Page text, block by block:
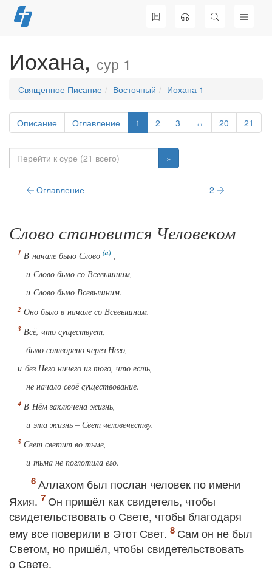
Перейти
к
Иохана, сур 1
Священное Писание Восточный Иохана 1
Описание Оглавление 1 2 3 ↔ 20 21
»
Оглавление 2
Слово становится Человеком
В начале было Слово
и Слово было со Всевышним,
и Слово было Всевышним.
Оно было в начале со Всевышним.
Всё, что существует,
было сотворено через Него,
и без Него ничего из того, что есть,
не начало своё существование.
В Нём заключена жизнь,
и эта жизнь – Свет человечеству.
Свет светит во тьме,
и тьма не поглотила его.
Аллахом был послан человек по имени
Яхия.
Он пришёл как свидетель, чтобы
свидетельствовать о Свете, чтобы благодаря
ему все поверили в Этот Свет.
Сам он не был
Светом, но пришёл, чтобы свидетельствовать
о Свете.